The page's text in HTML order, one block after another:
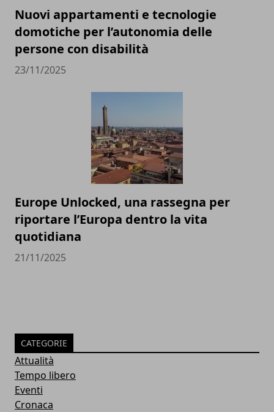
Nuovi appartamenti e tecnologie
domotiche per l’autonomia delle
persone con disabilità
23/11/2025
Europe Unlocked, una rassegna per
riportare l’Europa dentro la vita
quotidiana
21/11/2025
CATEGORIE
Attualità
Tempo libero
Eventi
Cronaca